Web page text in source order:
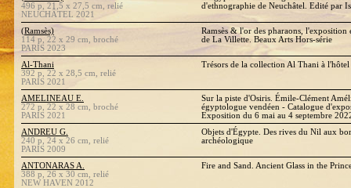
496 p, 21,5 x 27,5 cm, relié
NEUCHÂTEL 2021
d'ethnographie de Neuchâtel. Edité par
(Ramsès)
114 p, 22 x 29 cm, broché
PARIS 2023
Ramsès & l'or des pharaons, l'exposition
de La Villette. Beaux Arts Hors-série
Al-Thani
392 p, 22 x 28,5 cm, relié
PARIS 2021
Trésors de la collection Al Thani à
AMELINEAU E.
272 p, 22 x 28 cm, broché
PARIS 2021
Sur la piste d'Osiris. Émile-Clément
égyptologue vendéen - Catalogue
Exposition du 6 mai au 4 septembre
ANDREU G.
240 p, 24 x 26 cm, relié
PARIS 2009
Objets d'Égypte. Des rives du Nil aux
archéologique
ANTONARAS A.
388 p, 26 x 30 cm, relié
NEW HAVEN 2012
Fire and Sand. Ancient Glass in the